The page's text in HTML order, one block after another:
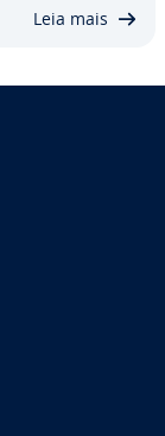
Leia mais